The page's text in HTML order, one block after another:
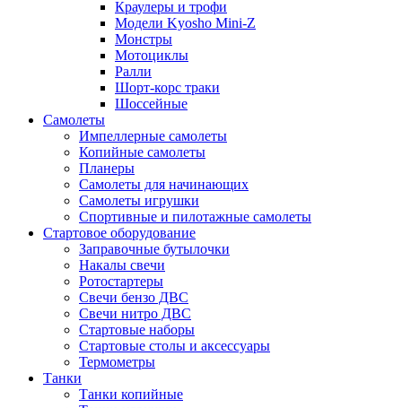
Краулеры и трофи
Модели Kyosho Mini-Z
Монстры
Мотоциклы
Ралли
Шорт-корс траки
Шоссейные
Самолеты
Импеллерные самолеты
Копийные самолеты
Планеры
Самолеты для начинающих
Самолеты игрушки
Спортивные и пилотажные самолеты
Стартовое оборудование
Заправочные бутылочки
Накалы свечи
Ротостартеры
Свечи бензо ДВС
Свечи нитро ДВС
Стартовые наборы
Стартовые столы и аксессуары
Термометры
Танки
Танки копийные